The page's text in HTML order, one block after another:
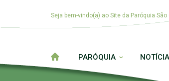
Seja bem-vindo(a) ao Site da Paróquia São
PARÓQUIA